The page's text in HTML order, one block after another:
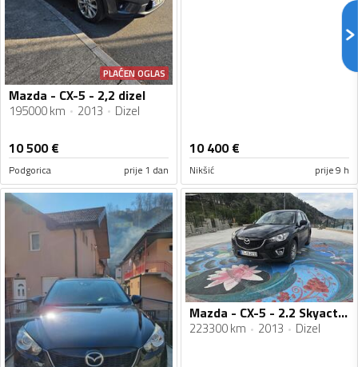
PLAĆEN OGLAS
Mazda - CX-5 - 2,2 dizel
195000 km 2013 Dizel
10 500€
Podgorica prije 1 dan
10 400€
Nikšić prije 9 h
Mazda - CX-5 - 2.2 Skyactiv D
223300 km 2013 Dizel